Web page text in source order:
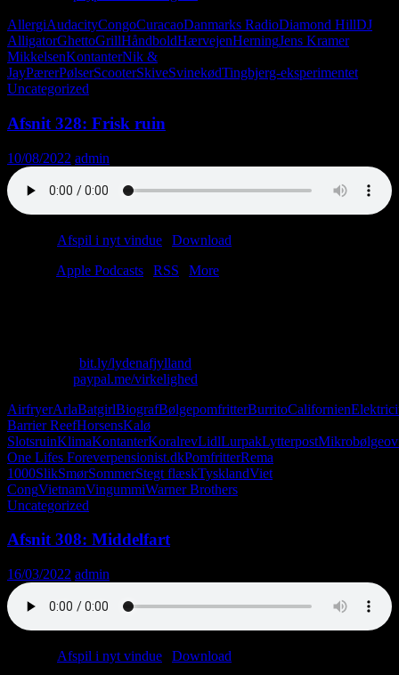
AllergiAudacityCongoCuracaoDanmarks RadioDiamond HillDJ
AlligatorGhettoGrillHåndboldHærvejenHerningJens Kramer
MikkelsenKontanterNik &
JayPærerPølserScooterSkiveSvinekødTingbjerg-eksperimentet
Uncategorized
Afsnit 328: Frisk ruin
10/08/2022 admin
Afspil i nyt vindue Download
Apple Podcasts RSS
More
bit.ly/lydenafjylland
paypal.me/virkelighed
AirfryerArlaBatgirlBiografBølgepomfritterBurritoCalifornien
Barrier ReefHorsensKalø
SlotsruinKlimaKontanterKoralrevLidlLurpakLytterpost
One Lifes Foreverpensionist.dkPomfritterRema
1000SlikSmørSommerStegt flæskTysklandViet
CongVietnamVingummiWarner Brothers
Uncategorized
Afsnit 308: Middelfart
16/03/2022 admin
Afspil i nyt vindue Download